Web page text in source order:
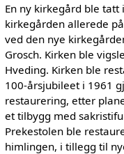
En ny kirkegård ble
kirkegården allerede
ved den nye
Grosch. Kirken ble
Hveding. Kirken ble
100-årsjubileet i 1961
restaurering, etter
et tilbygg med
Prekestolen ble
himlingen, i tillegg til